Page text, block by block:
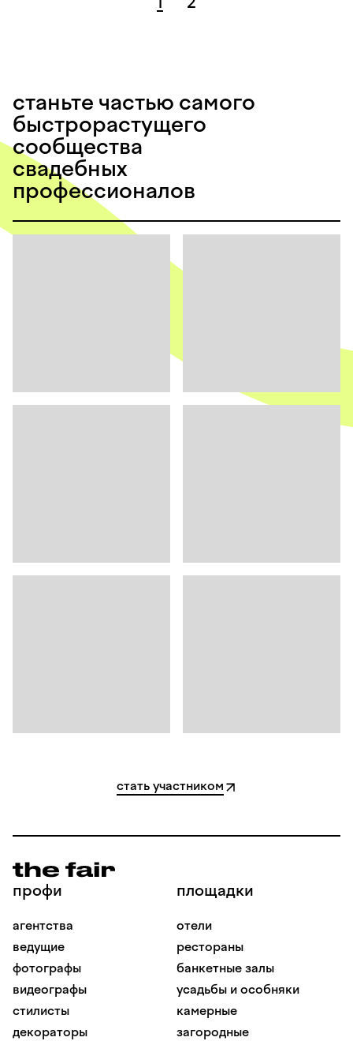
станьте частью самого
быстрорастущего
сообщества
свадебных
профессионалов
стать участником
профи
агентства
ведущие
фотографы
видеографы
стилисты
декораторы
площадки
отели
рестораны
банкетные залы
усадьбы и особняки
камерные
загородные